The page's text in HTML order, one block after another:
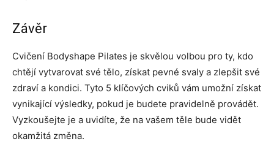
Závěr
Cvičení Bodyshape Pilates je skvělou volbou pro ty, kdo
chtějí vytvarovat své tělo, získat pevné svaly a zlepšit své
zdraví a kondici. Tyto 5 klíčových cviků vám umožní získat
vynikající výsledky, pokud je budete pravidelně provádět.
Vyzkoušejte je a uvidíte, že na vašem těle bude vidět
okamžitá změna.